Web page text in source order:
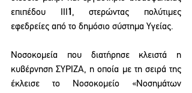
επιπέδου ΙΙΙ 1 , στερώντας πολύτιμες
εφεδρείες από το δημόσιο σύστημα Υγείας.
Νοσοκομεία που διατήρησε κλειστά η
κυβέρνηση ΣΥΡΙΖΑ, η οποία με τη σειρά της
έκλεισε το Νοσοκομείο «Νοσημάτων